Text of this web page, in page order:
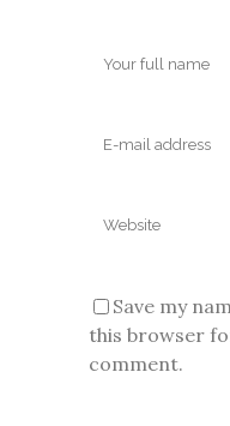
Save my
this browser
comment.